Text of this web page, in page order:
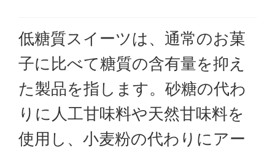
返金・返品ポリ
シー
運営者情報
特定商取引法表
示
低糖質スイーツは、通常のお菓
子に比べて糖質の含有量を抑え
た製品を指します。砂糖の代わ
りに人工甘味料や天然甘味料を
使用し、小麦粉の代わりにアー